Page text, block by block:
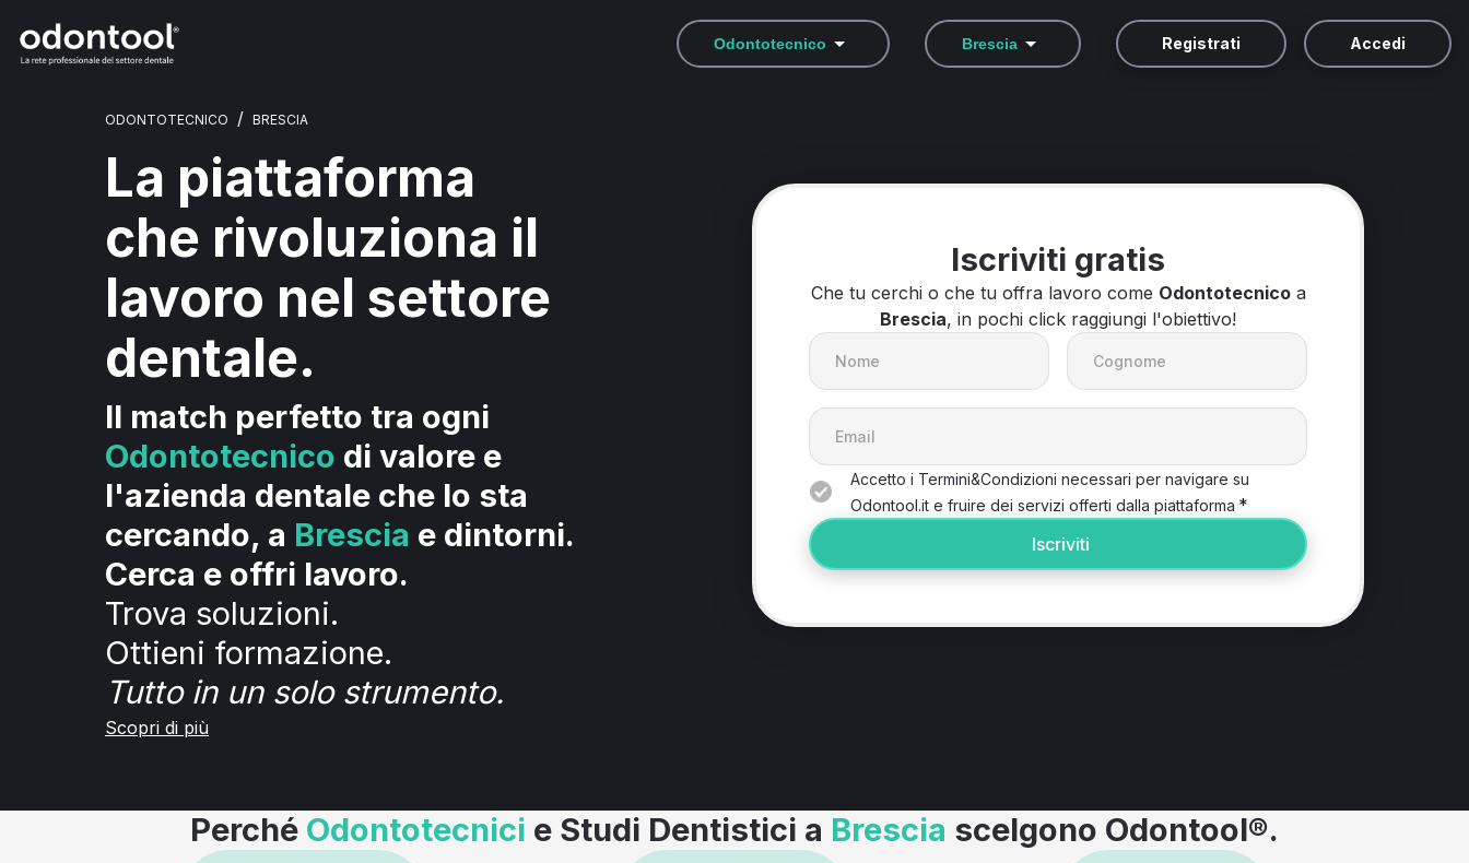
Odontotecnico Brescia Registrati Accedi
ODONTOTECNICO / BRESCIA
La piattaforma
che rivoluziona il
lavoro nel settore
dentale.
Il match perfetto tra ogni
Odontotecnico di valore e
l'azienda dentale che lo sta
cercando, a Brescia e dintorni.
Cerca e offri lavoro.
Trova soluzioni.
Ottieni formazione.
Tutto in un solo strumento.
Scopri di più
Iscriviti gratis
Che tu cerchi o che tu offra lavoro come Odontotecnicoa
Brescia, in pochi click raggiungi l'obiettivo!
Accetto i Termini&Condizioni necessari per navigare su
Odontool.it e fruire dei servizi offerti dalla piattaforma *
Iscriviti
Perché Odontotecnici e Studi Dentistici a Brescia scelgono Odontool®.